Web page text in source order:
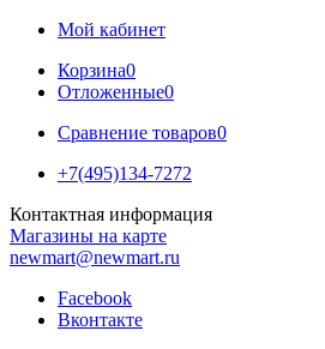
Мой кабинет
Корзина0
Отложенные0
Сравнение товаров0
+7(495)134-7272
Контактная информация
Магазины на карте
newmart@newmart.ru
Facebook
Вконтакте